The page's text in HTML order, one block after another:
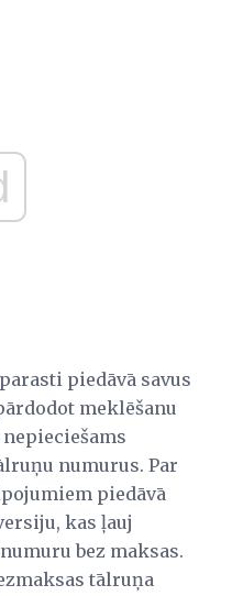
piedāvā savus
meklēšanu
numurus. Par
piedāvā
kas ļauj
bez maksas.
tālruņa